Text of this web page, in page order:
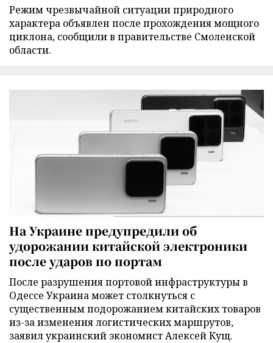
Режим чрезвычайной ситуации природного
характера объявлен после прохождения мощного
циклона, сообщили в правительстве Смоленской
области.
На Украине предупредили об
удорожании китайской электроники
после ударов по портам
После разрушения портовой инфраструктуры в
Одессе Украина может столкнуться с
существенным подорожанием китайских товаров
из-за изменения логистических маршрутов,
заявил украинский экономист Алексей Кущ.